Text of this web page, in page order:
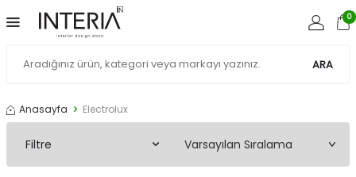
ARA
0
Anasayfa Electrolux
Filtre